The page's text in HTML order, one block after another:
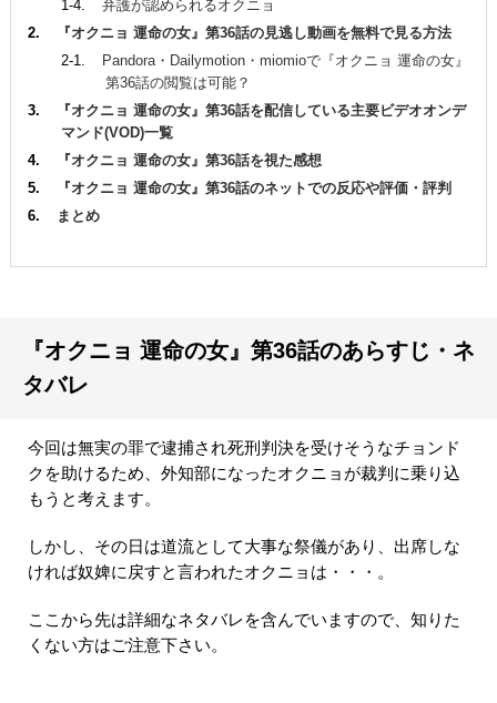
弁護が認められるオクニョ
『オクニョ 運命の女』第36話の見逃し動画を無料で見る方法
Pandora・Dailymotion・miomioで『オクニョ 運命の女』
第36話の閲覧は可能？
『オクニョ 運命の女』第36話を配信している主要ビデオオンデ
マンド(VOD)一覧
『オクニョ 運命の女』第36話を視た感想
『オクニョ 運命の女』第36話のネットでの反応や評価・評判
まとめ
『オクニョ 運命の女』第36話のあらすじ・ネ
タバレ
今回は無実の罪で逮捕され死刑判決を受けそうなチョンド
クを助けるため、外知部になったオクニョが裁判に乗り込
もうと考えます。
しかし、その日は道流として大事な祭儀があり、出席しな
ければ奴婢に戻すと言われたオクニョは・・・。
ここから先は詳細なネタバレを含んでいますので、知りた
くない方はご注意下さい。